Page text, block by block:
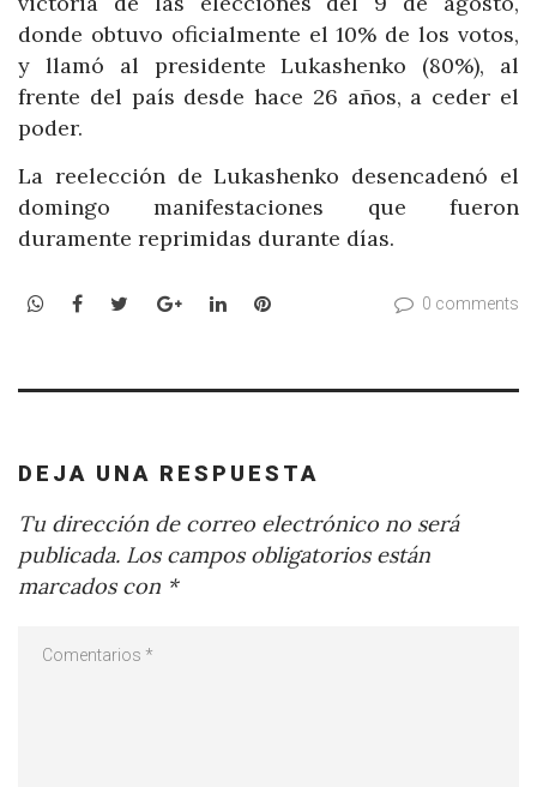
donde obtuvo oficialmente el 10% de los votos,
y llamó al presidente Lukashenko (80%), al
frente del país desde hace 26 años, a ceder el
poder.
La reelección de Lukashenko desencadenó el
domingo manifestaciones que fueron
duramente reprimidas durante días.
WhatsApp
Facebook
TwitterGoogle+LinkedInPinterest 0 comments
DEJA UNA RESPUESTA
Tu dirección de correo electrónico no será
publicada. Los campos obligatorios están
marcados con *